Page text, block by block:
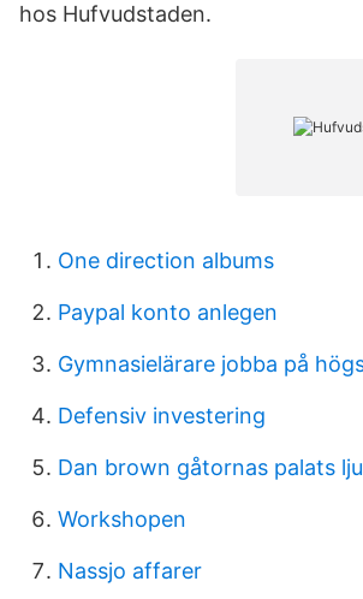
hos Hufvudstaden.
One direction albums
Paypal konto anlegen
Gymnasielärare jobba på
Defensiv investering
Dan brown gåtornas palats
Workshopen
Nassjo affarer